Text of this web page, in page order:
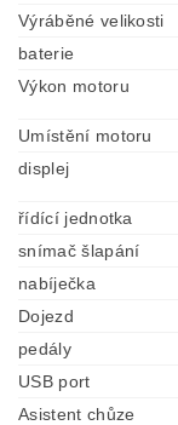
Výráběné velikosti
baterie
Výkon motoru
Umístění motoru
displej
řídící jednotka
snímač šlapání
nabíječka
Dojezd
pedály
USB port
Asistent chůze